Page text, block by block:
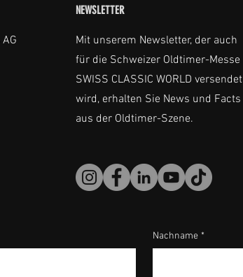
NEWSLETTER
Mit unserem Newsletter, der auch
für die Schweizer Oldtimer-Messe
SWISS CLASSIC WORLD versendet
wird, erhalten Sie News und Facts
aus der Oldtimer-Szene.
Nachname *